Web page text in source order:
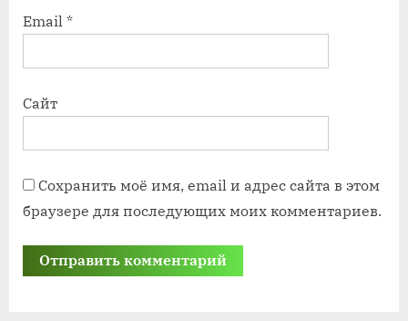
Email *
Сайт
Сохранить моё имя, email и адрес сайта в этом
браузере для последующих моих комментариев.